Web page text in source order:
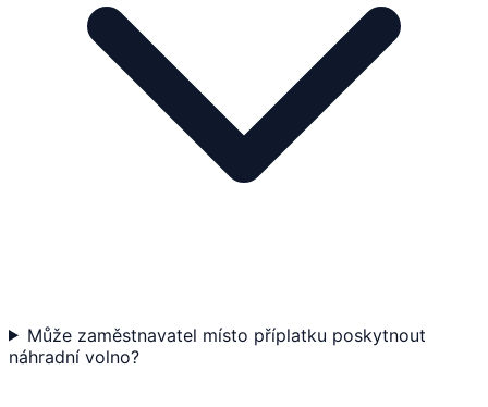
Může zaměstnavatel místo příplatku poskytnout
náhradní volno?